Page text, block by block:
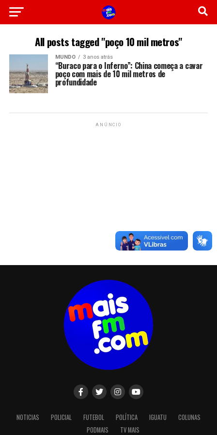
All posts tagged "poço 10 mil metros"
MUNDO 3 anos atrás
“Buraco para o Inferno”: China começa a cavar
poço com mais de 10 mil metros de
profundidade
ANÚNCIO
NOTICIAS POLICIAL FUTEBOL POLÍTICA IGUATU
COLUNAS
PODMAIS
TV MAIS